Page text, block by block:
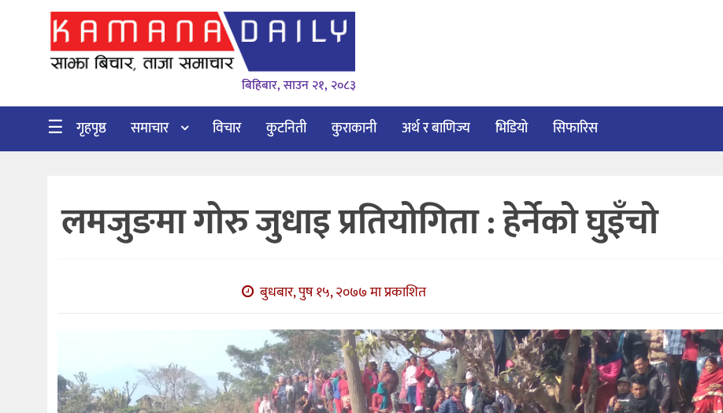
गृहपृष्ठ
विचार
कुटनिती
बिहिबार, साउन २१, २०८३
☰ गृहपृष्ठ समाचार विचार कुटनिती कुराकानी अर्थ र बाणिज्य भिडियो सिफारिस
लमजुङमा गोरु जुधाइ प्रतियोगिता : हेर्नेको घुइँचो
बुधबार, पुष १५, २०७७ मा प्रकाशित